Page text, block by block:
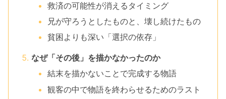
救済の可能性が消えるタイミング
兄が守ろうとしたものと、壊し続けたもの
貧困よりも深い「選択の依存」
なぜ「その後」を描かなかったのか
結末を描かないことで完成する物語
観客の中で物語を終わらせるためのラスト